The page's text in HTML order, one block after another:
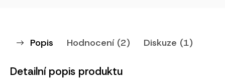
Popis Hodnocení (2) Diskuze (1)
Detailní popis produktu